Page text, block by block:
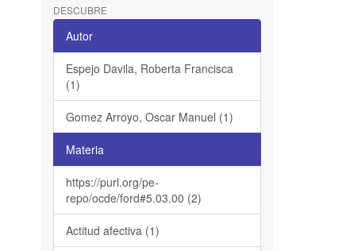
DESCUBRE
Autor
Espejo Davila, Roberta Francisca
(1)
Gomez Arroyo, Oscar Manuel (1)
Materia
https://purl.org/pe-
repo/ocde/ford#5.03.00 (2)
Actitud afectiva (1)